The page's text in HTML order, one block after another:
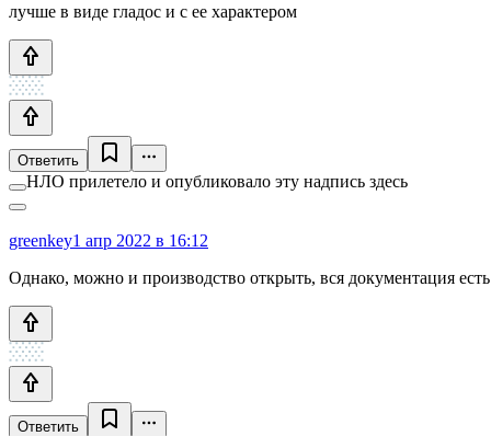
лучше в виде гладос и с ее характером
Ответить
НЛО прилетело и опубликовало эту надпись здесь
greenkey1 апр 2022 в 16:12
Однако, можно и производство открыть, вся документация есть
Ответить